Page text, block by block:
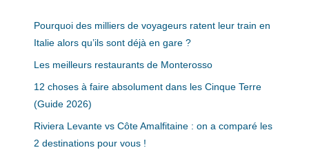
Pourquoi des milliers de voyageurs ratent leur train en
Italie alors qu’ils sont déjà en gare ?
Les meilleurs restaurants de Monterosso
12 choses à faire absolument dans les Cinque Terre
(Guide 2026)
Riviera Levante vs Côte Amalfitaine : on a comparé les
2 destinations pour vous !